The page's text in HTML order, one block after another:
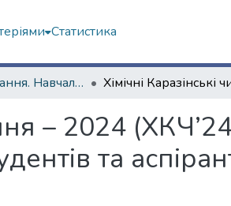
Статистика
Наукові видання. Навчально-науковий інститут Хімії
– 2024
та